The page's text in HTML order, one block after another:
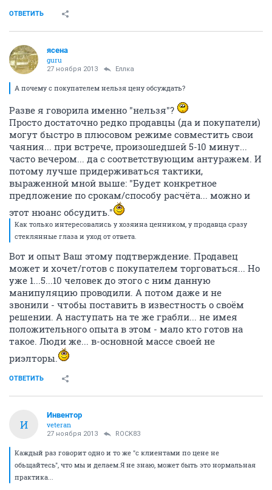
ОТВЕТИТЬ
ясена
guru
27 ноября 2013 Еллка
А почему с покупателем нельзя цену обсуждать?
Разве я говорила именно "нельзя"?
Просто достаточно редко продавцы (да и покупатели)
могут быстро в плюсовом режиме совместить свои
чаяния... при встрече, произошедшей 5-10 минут...
часто вечером... да с соответствующим антуражем. И
потому лучше придерживаться тактики,
выраженной мной выше: "Будет конкретное
предложение по срокам/способу расчёта... можно и
этот нюанс обсудить."
Как только интересовались у хозяина ценником, у продавца сразу
стеклянные глаза и уход от ответа.
Вот и опыт Ваш этому подтверждение. Продавец
может и хочет/готов с покупателем торговаться... Но
уже 1...5...10 человек до этого с ним данную
манипуляцию проводили. А потом даже и не
звонили - чтобы поставить в известность о своём
решении. А наступать на те же грабли... не имея
положительного опыта в этом - мало кто готов на
такое. Люди же... в-основной массе своей не
риэлторы.
ОТВЕТИТЬ
И
Инвентор
veteran
27 ноября 2013 ROCK83
Каждый раз говорит одно и то же "с клиентами по цене не
обьщайтесь", что мы и делаем.Я не знаю, может быть это нормальная
практика...